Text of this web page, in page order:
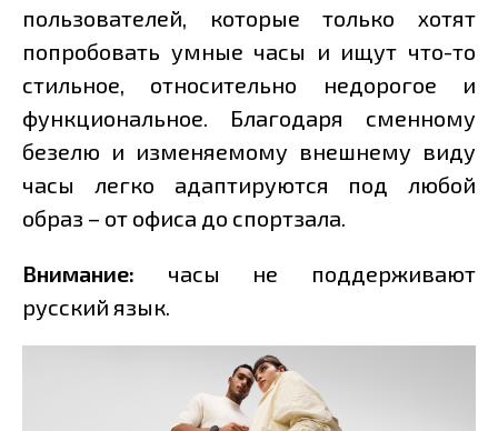
пользователей, которые только хотят
попробовать умные часы и ищут что-то
стильное, относительно недорогое и
функциональное. Благодаря сменному
безелю и изменяемому внешнему виду
часы легко адаптируются под любой
образ – от офиса до спортзала.
Внимание: часы не поддерживают
русский язык.